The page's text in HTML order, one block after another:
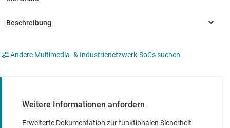
Andere Multimedia- & Industrienetzwerk-SoCs suchen
Weitere Informationen anfordern
Erweiterte Dokumentation zur funktionalen Sicherheit